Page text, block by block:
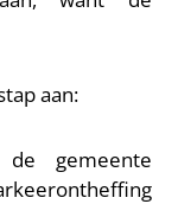
aan:
gemeente